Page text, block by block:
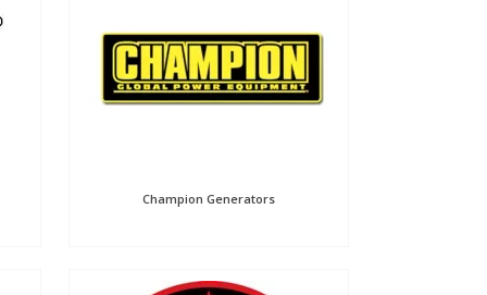
Champion Generators